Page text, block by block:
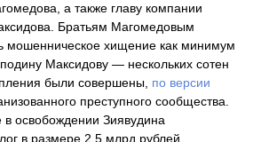
а также главу компании
Братьям Магомедовым
мошенническое хищение как минимум
Максидову — нескольких сотен
были совершены, по версии
преступного сообщества.
в освобождении Зиявудина
в размере 2,5 млрд рублей.